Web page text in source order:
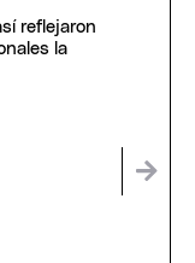
reflejaron
la